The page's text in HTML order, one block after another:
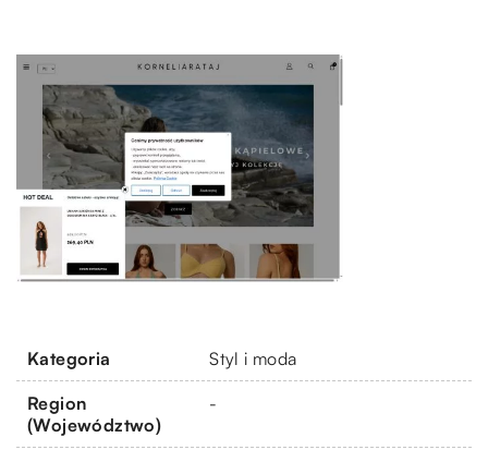
Kategoria Styl i moda
Region
(Województwo)
-